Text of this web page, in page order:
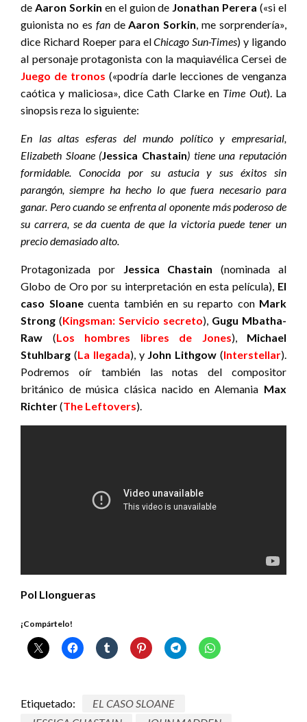
de Aaron Sorkin en el guion de Jonathan Perera («si el
guionista no es fandeAaron Sorkin, me sorprendería»,
dice Richard Roeper para elChicago Sun-Times) y ligando
al personaje protagonista con la maquiavélica Cersei de
Juego de tronos («podría darle lecciones de venganza
caótica y maliciosa», dice Cath Clarke en Time Out). La
sinopsis reza lo siguiente:
En las altas esferas del mundo político y empresarial,
Elizabeth Sloane (Jessica Chastain) tiene una reputación
formidable. Conocida por su astucia y sus éxitos sin
parangón, siempre ha hecho lo que fuera necesario para
ganar. Pero cuando se enfrenta al oponente más poderoso de
su carrera, se da cuenta de que la victoria puede tener un
precio demasiado alto.
Protagonizada por Jessica Chastain (nominada al
Globo de Oro por su interpretación en esta película), El
caso Sloanecuenta también en su reparto con Mark
Strong (Kingsman: Servicio secreto), Gugu Mbatha-
Raw (Los hombres libres de Jones), Michael
Stuhlbarg (La llegada), y John Lithgow (Interstellar).
Podremos oír también las notas del compositor
británico de música clásica nacido en Alemania Max
Richter(The Leftovers).
Pol Llongueras
¡Compártelo!
Etiquetado:
EL CASO SLOANE